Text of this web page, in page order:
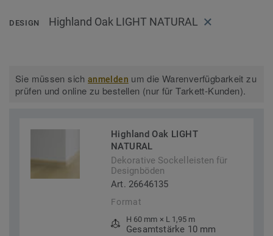
DESIGN Highland Oak LIGHT NATURAL
Sie müssen sichanmelden um die Warenverfügbarkeit zu
prüfen und online zu bestellen (nur für Tarkett-Kunden).
Highland Oak LIGHT
NATURAL
Dekorative Sockelleisten für
Designböden
Art. 26646135
Format
H 60 mm × L 1,95 m
Gesamtstärke 10 mm